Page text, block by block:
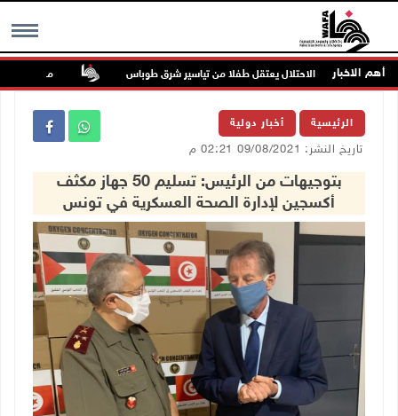
MENU أهم الاخبارالاحتلال يعتقل طفلا من تياسير شرق طوباس مستعمرون
الرئيسية أخبار دولية
تاريخ النشر: 09/08/2021 02:21 م
بتوجيهات من الرئيس: تسليم 50 جهاز مكثف
أكسجين لإدارة الصحة العسكرية في تونس